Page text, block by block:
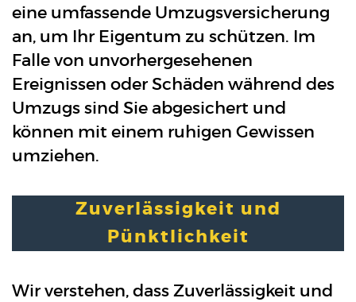
eine umfassende Umzugsversicherung
an, um Ihr Eigentum zu schützen. Im
Falle von unvorhergesehenen
Ereignissen oder Schäden während des
Umzugs sind Sie abgesichert und
können mit einem ruhigen Gewissen
umziehen.
Zuverlässigkeit und
Pünktlichkeit
Wir verstehen, dass Zuverlässigkeit und